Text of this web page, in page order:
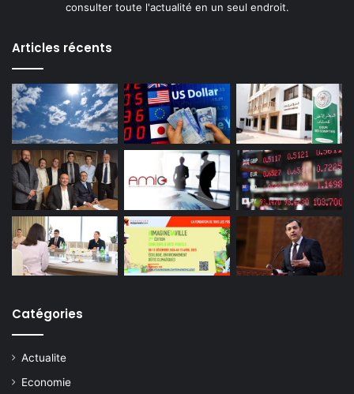
consulter toute l'actualité en un seul endroit.
Articles récents
Catégories
Actualite
Economie